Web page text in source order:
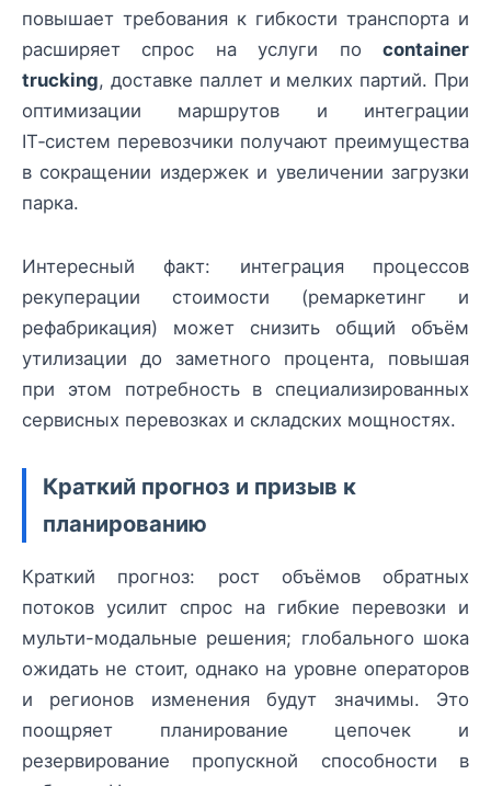
повышает требования к гибкости транспорта и
расширяет спрос на услуги по container
trucking, доставке паллет и мелких партий. При
оптимизации маршрутов и интеграции
IT‑систем перевозчики получают преимущества
в сокращении издержек и увеличении загрузки
парка.
Интересный факт: интеграция процессов
рекуперации стоимости (ремаркетинг и
рефабрикация) может снизить общий объём
утилизации до заметного процента, повышая
при этом потребность в специализированных
сервисных перевозках и складских мощностях.
Краткий прогноз и призыв к
планированию
Краткий прогноз: рост объёмов обратных
потоков усилит спрос на гибкие перевозки и
мульти-модальные решения; глобального шока
ожидать не стоит, однако на уровне операторов
и регионов изменения будут значимы. Это
поощряет планирование цепочек и
резервирование пропускной способности в